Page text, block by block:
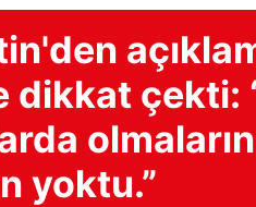
çekti:
yoktu.”